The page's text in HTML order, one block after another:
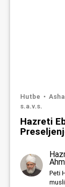
Hutbe
s.a.v.s.
Hazreti
Peti